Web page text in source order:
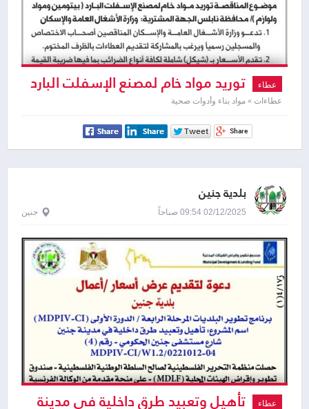
عطاء توريد مواد خام لمصنع الإسفلت البارد
( بيتومين ومواد ولوازم )
عطاءات » مواد بناء وأدوات صحية
بلدية جنين
02/12/2025 09:54 صباحاً جنين
عطاء تأهيل وتعبيد طرق داخلية في مدينة